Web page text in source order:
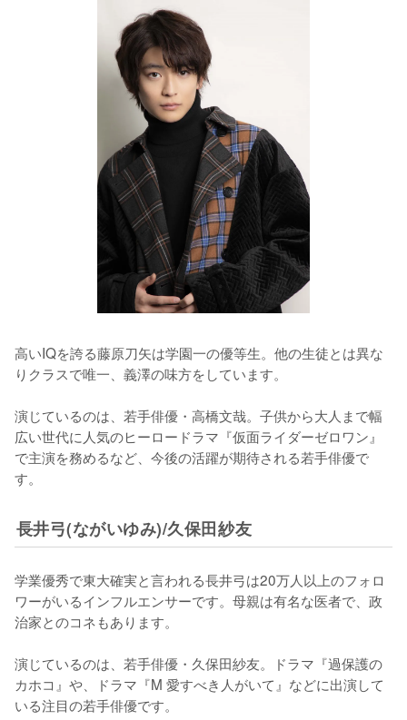
高いIQを誇る藤原刀矢は学園一の優等生。他の生徒とは異な
りクラスで唯一、義澤の味方をしています。
演じているのは、若手俳優・高橋文哉。子供から大人まで幅
広い世代に人気のヒーロードラマ『仮面ライダーゼロワン』
で主演を務めるなど、今後の活躍が期待される若手俳優で
す。
長井弓(ながいゆみ)/久保田紗友
学業優秀で東大確実と言われる長井弓は20万人以上のフォロ
ワーがいるインフルエンサーです。母親は有名な医者で、政
治家とのコネもあります。
演じているのは、若手俳優・久保田紗友。ドラマ『過保護の
カホコ』や、ドラマ『M 愛すべき人がいて』などに出演して
いる注目の若手俳優です。